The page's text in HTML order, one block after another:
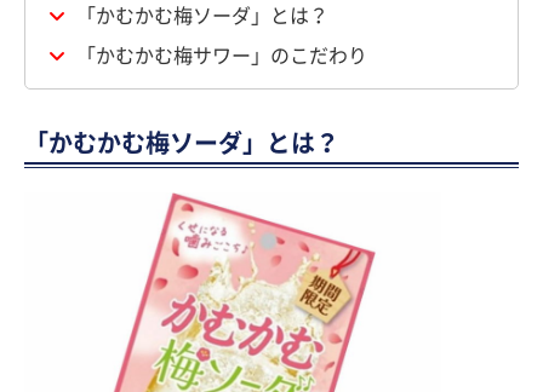
「かむかむ梅ソーダ」とは？
「かむかむ梅サワー」のこだわり
「かむかむ梅ソーダ」とは？